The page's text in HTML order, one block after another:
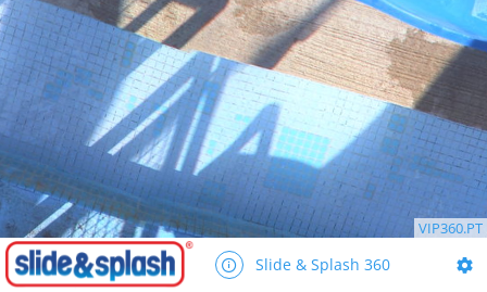
VIP360.PT
Slide & Splash 360